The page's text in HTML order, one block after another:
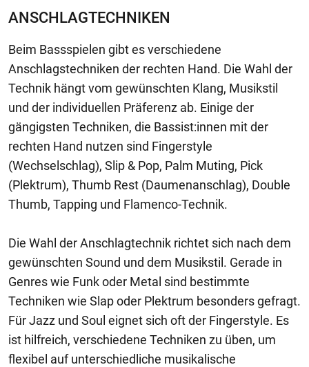
ANSCHLAGTECHNIKEN
Beim Bassspielen gibt es verschiedene
Anschlagstechniken der rechten Hand. Die Wahl der
Technik hängt vom gewünschten Klang, Musikstil
und der individuellen Präferenz ab. Einige der
gängigsten Techniken, die Bassist:innen mit der
rechten Hand nutzen sind Fingerstyle
(Wechselschlag), Slip & Pop, Palm Muting, Pick
(Plektrum), Thumb Rest (Daumenanschlag), Double
Thumb, Tapping und Flamenco-Technik.
Die Wahl der Anschlagtechnik richtet sich nach dem
gewünschten Sound und dem Musikstil. Gerade in
Genres wie Funk oder Metal sind bestimmte
Techniken wie Slap oder Plektrum besonders gefragt.
Für Jazz und Soul eignet sich oft der Fingerstyle. Es
ist hilfreich, verschiedene Techniken zu üben, um
flexibel auf unterschiedliche musikalische